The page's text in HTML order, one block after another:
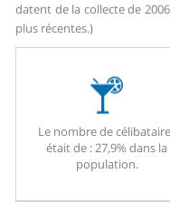
datent de la collecte de
plus récentes.)
Le nombre de
était de : 27,9% dans la
population.